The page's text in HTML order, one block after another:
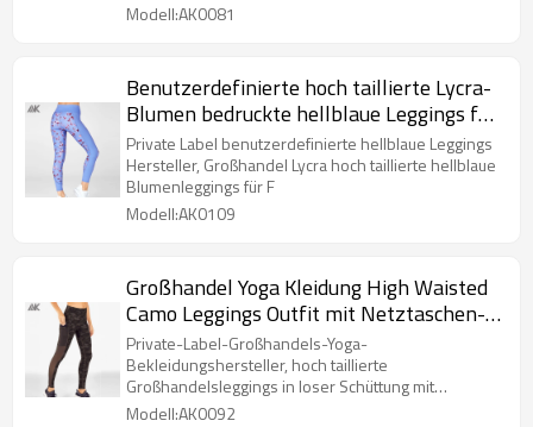
Modell:AK0081
Benutzerdefinierte hoch taillierte Lycra-
Blumen bedruckte hellblaue Leggings für
Damen-Aktik
Private Label benutzerdefinierte hellblaue Leggings
Hersteller, Großhandel Lycra hoch taillierte hellblaue
Blumenleggings für F
Modell:AK0109
Großhandel Yoga Kleidung High Waisted
Camo Leggings Outfit mit Netztaschen-
Aktik
Private-Label-Großhandels-Yoga-
Bekleidungshersteller, hoch taillierte
Großhandelsleggings in loser Schüttung mit
Netzeinsatz un
Modell:AK0092